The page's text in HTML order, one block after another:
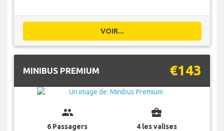
VOIR...
MINIBUS PREMIUM €143
group
6 Passagers
business_center
4 les valises